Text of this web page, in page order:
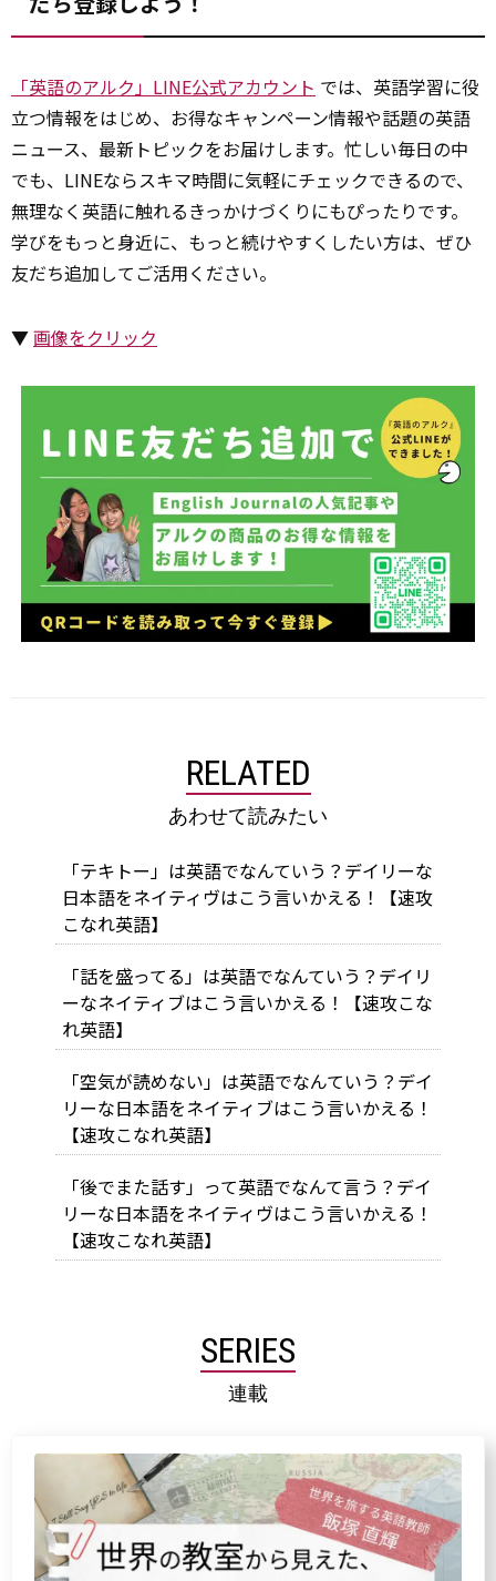
「英語のアルク」LINE公式アカウント では、英語学習に役
立つ情報をはじめ、お得なキャンペーン情報や話題の英語
ニュース、最新トピックをお届けします。忙しい毎日の中
でも、LINEならスキマ時間に気軽にチェックできるので、
無理なく英語に触れるきっかけづくりにもぴったりです。
学びをもっと身近に、もっと続けやすくしたい方は、ぜひ
友だち追加してご活用ください。
▼画像をクリック
RELATED
あわせて読みたい
「テキトー」は英語でなんていう？デイリーな
日本語をネイティヴはこう言いかえる！【速攻
こなれ英語】
「話を盛ってる」は英語でなんていう？デイリ
ーなネイティブはこう言いかえる！【速攻こな
れ英語】
「空気が読めない」は英語でなんていう？デイ
リーな日本語をネイティブはこう言いかえる！
【速攻こなれ英語】
「後でまた話す」って英語でなんて言う？デイ
リーな日本語をネイティヴはこう言いかえる！
【速攻こなれ英語】
SERIES
連載